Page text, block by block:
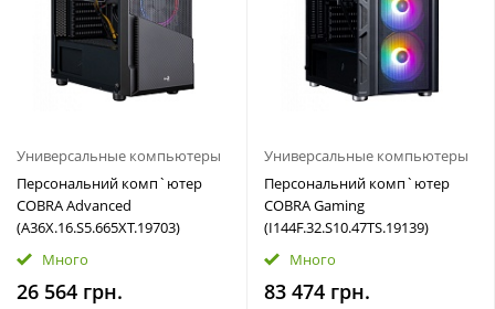
Универсальные компьютеры
Персональний комп`ютер
COBRA Advanced
(A36X.16.S5.665XT.19703)
Много
26 564 грн.
Универсальные компьютеры
Персональний комп`ютер
COBRA Gaming
(I144F.32.S10.47TS.19139)
Много
83 474 грн.